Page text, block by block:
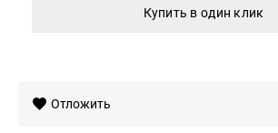
Купить в один клик
Отложить